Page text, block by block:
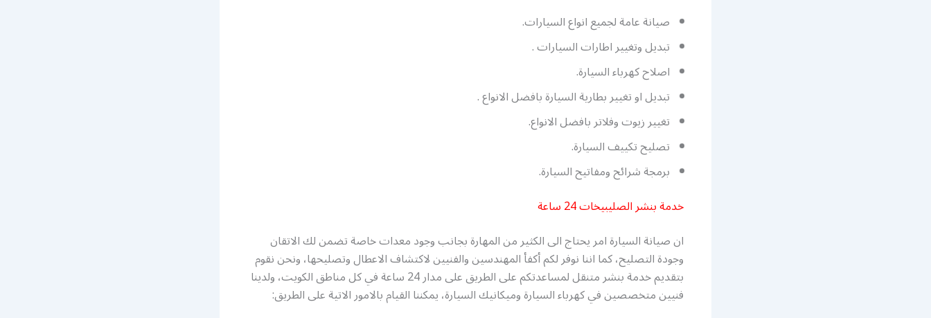
صيانة عامة لجميع انواع السيارات.
تبديل وتغيير اطارات السيارات .
اصلاح كهرباء السيارة.
تبديل او تغيير بطارية السيارة بافضل الانواع .
تغيير زيوت وفلاتر بافضل الانواع.
تصليح تكييف السيارة.
برمجة شرائح ومفاتيح السيارة.
خدمة بنشر الصليبيخات 24 ساعة
ان صيانة السيارة امر يحتاج الى الكثير من المهارة بجانب وجود معدات خاصة تضمن لك الاتقان
وجودة التصليح، كما اننا نوفر لكم أكفأ المهندسين والفنيين لاكتشاف الاعطال وتصليحها، ونحن نقوم
بتقديم خدمة بنشر متنقل لمساعدتكم على الطريق على مدار 24 ساعة في كل مناطق الكويت، ولدينا
فنيين متخصصين في كهرباء السيارة وميكانيك السيارة، يمكننا القيام بالامور الاتية على الطريق: